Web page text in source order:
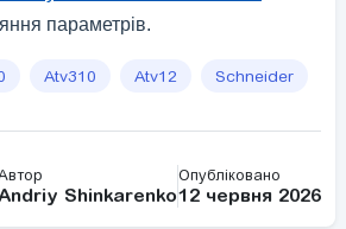
параметрів.
Atv310 Atv12 Schneider
Shinkarenko
Опубліковано
12 червня 2026